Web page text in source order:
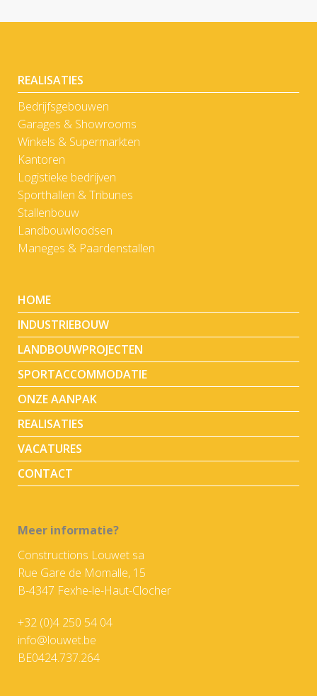
REALISATIES
Bedrijfsgebouwen
Garages & Showrooms
Winkels & Supermarkten
Kantoren
Logistieke bedrijven
Sporthallen & Tribunes
Stallenbouw
Landbouwloodsen
Maneges & Paardenstallen
HOME
INDUSTRIEBOUW
LANDBOUWPROJECTEN
SPORTACCOMMODATIE
ONZE AANPAK
REALISATIES
VACATURES
CONTACT
Meer informatie?
Constructions Louwet sa
Rue Gare de Momalle, 15
B-4347 Fexhe-le-Haut-Clocher
+32 (0)4 250 54 04
info@louwet.be
BE0424.737.264